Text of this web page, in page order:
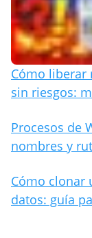
Cómo liberar
sin riesgos:
Procesos de
nombres y
Cómo clonar
datos: guía